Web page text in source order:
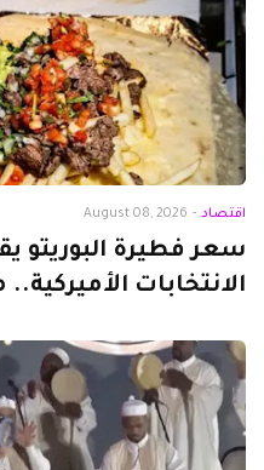
اقتصاد -
August 08, 2026
سعر فطيرة البوريتو
الانتخابات